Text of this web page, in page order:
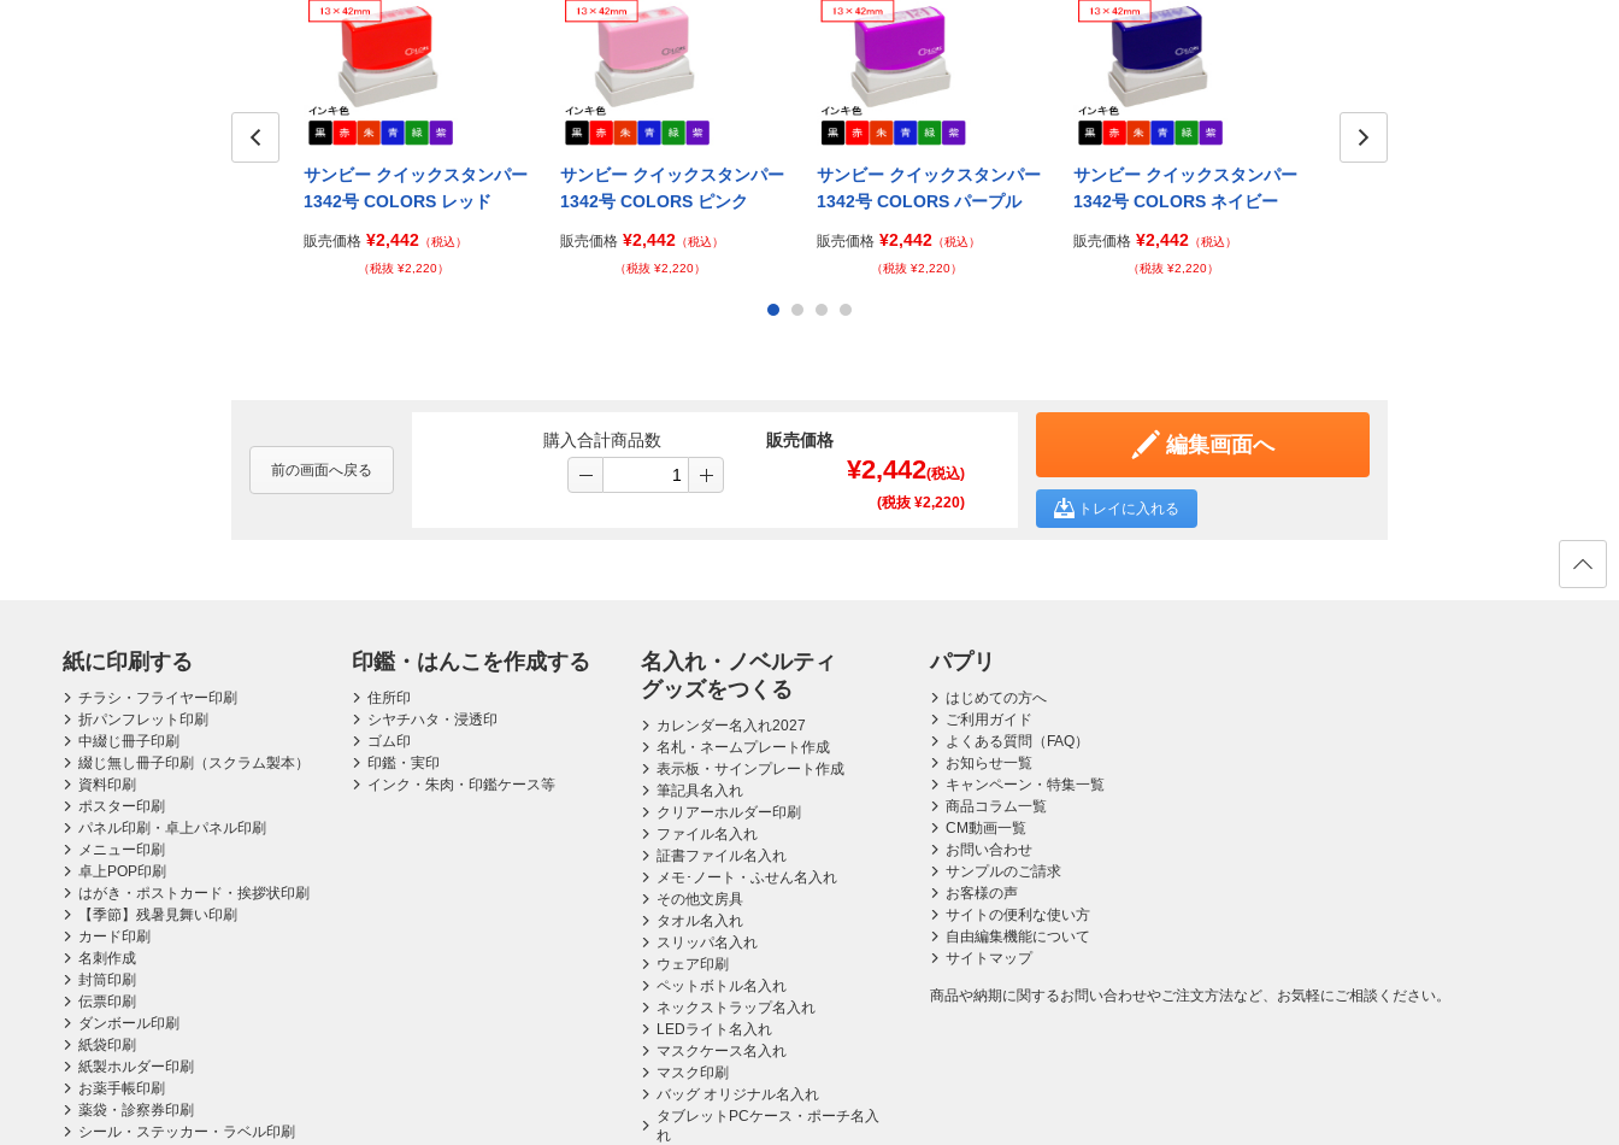
サンビー クイックスタンパー
1342号 COLORS レッド
販売価格 ¥2,442 （税込）
（税抜 ¥2,220）
サンビー クイックスタンパー
1342号 COLORS ピンク
販売価格 ¥2,442 （税込）
（税抜 ¥2,220）
サンビー クイックスタンパー
1342号 COLORS パープル
販売価格 ¥2,442 （税込）
（税抜 ¥2,220）
サンビー クイックスタンパー
1342号 COLORS ネイビー
販売価格 ¥2,442 （税込）
（税抜 ¥2,220）
前の画面へ戻る
購入合計商品数 販売価格
¥2,442(税込)
(税抜 ¥2,220)
編集画面へ
トレイに入れる
紙に印刷する
チラシ・フライヤー印刷
折パンフレット印刷
中綴じ冊子印刷
綴じ無し冊子印刷（スクラム製本）
資料印刷
ポスター印刷
パネル印刷・卓上パネル印刷
メニュー印刷
卓上POP印刷
はがき・ポストカード・挨拶状印刷
【季節】残暑見舞い印刷
カード印刷
名刺作成
封筒印刷
伝票印刷
ダンボール印刷
紙袋印刷
紙製ホルダー印刷
お薬手帳印刷
薬袋・診察券印刷
シール・ステッカー・ラベル印刷
印鑑・はんこを作成する
住所印
シヤチハタ・浸透印
ゴム印
印鑑・実印
インク・朱肉・印鑑ケース等
名入れ・ノベルティ
グッズをつくる
カレンダー名入れ2027
名札・ネームプレート作成
表示板・サインプレート作成
筆記具名入れ
クリアーホルダー印刷
ファイル名入れ
証書ファイル名入れ
メモ･ノート・ふせん名入れ
その他文房具
タオル名入れ
スリッパ名入れ
ウェア印刷
ペットボトル名入れ
ネックストラップ名入れ
LEDライト名入れ
マスクケース名入れ
マスク印刷
バッグ オリジナル名入れ
タブレットPCケース・ポーチ名入
れ
パプリ
はじめての方へ
ご利用ガイド
よくある質問（FAQ）
お知らせ一覧
キャンペーン・特集一覧
商品コラム一覧
CM動画一覧
お問い合わせ
サンプルのご請求
お客様の声
サイトの便利な使い方
自由編集機能について
サイトマップ
商品や納期に関するお問い合わせやご注文方法など、お気軽にご相談ください。